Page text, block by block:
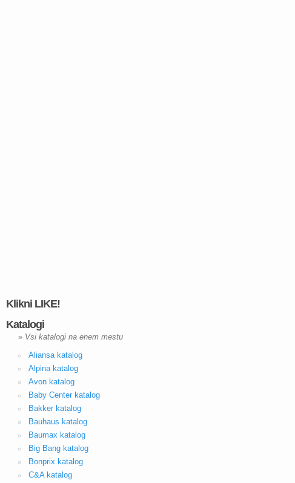
Klikni LIKE!
Katalogi
» Vsi katalogi na enem mestu
Aliansa katalog
Alpina katalog
Avon katalog
Baby Center katalog
Bakker katalog
Bauhaus katalog
Baumax katalog
Big Bang katalog
Bonprix katalog
C&A katalog